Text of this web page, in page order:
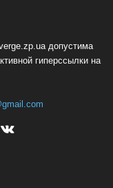
допустима
гиперссылки на